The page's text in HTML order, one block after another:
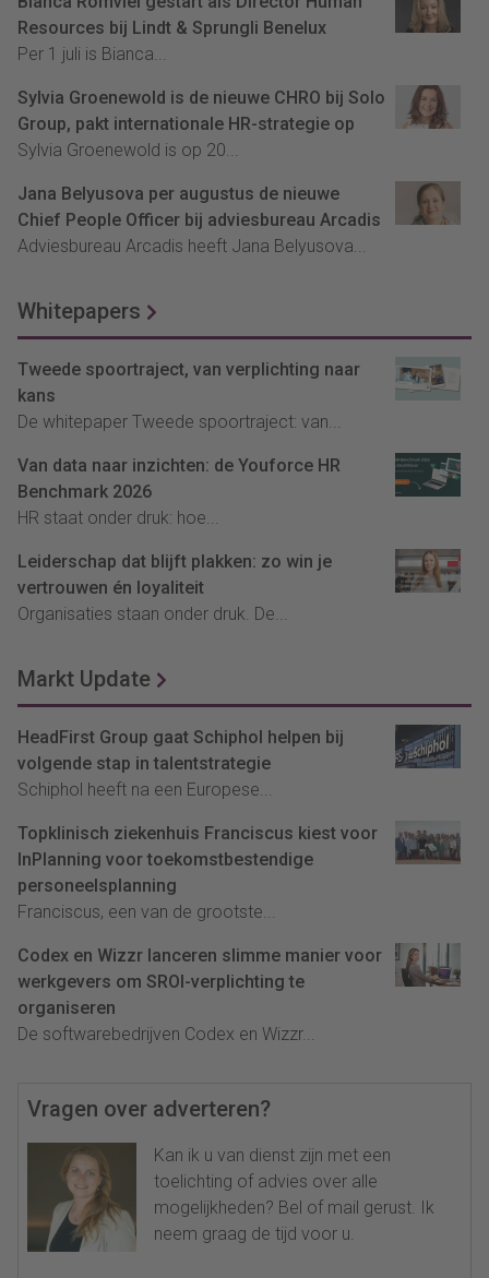
Resources bij Lindt & Sprungli Benelux
Per 1 juli is Bianca...
Sylvia Groenewold is de nieuwe CHRO bij Solo
Group, pakt internationale HR-strategie op
Sylvia Groenewold is op 20...
Jana Belyusova per augustus de nieuwe
Chief People Officer bij adviesbureau Arcadis
Adviesbureau Arcadis heeft Jana Belyusova...
Whitepapers
Tweede spoortraject, van verplichting naar
kans
De whitepaper Tweede spoortraject: van...
Van data naar inzichten: de Youforce HR
Benchmark 2026
HR staat onder druk: hoe...
Leiderschap dat blijft plakken: zo win je
vertrouwen én loyaliteit
Organisaties staan onder druk. De...
Markt Update
HeadFirst Group gaat Schiphol helpen bij
volgende stap in talentstrategie
Schiphol heeft na een Europese...
Topklinisch ziekenhuis Franciscus kiest voor
InPlanning voor toekomstbestendige
personeelsplanning
Franciscus, een van de grootste...
Codex en Wizzr lanceren slimme manier voor
werkgevers om SROI-verplichting te
organiseren
De softwarebedrijven Codex en Wizzr...
Vragen over adverteren?
Kan ik u van dienst zijn met een
toelichting of advies over alle
mogelijkheden? Bel of mail gerust. Ik
neem graag de tijd voor u.